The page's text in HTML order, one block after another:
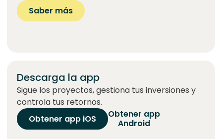
Saber más
Descarga la app
Sigue los proyectos, gestiona tus inversiones y
controla tus retornos.
Obtener app iOS
Obtener app
Android